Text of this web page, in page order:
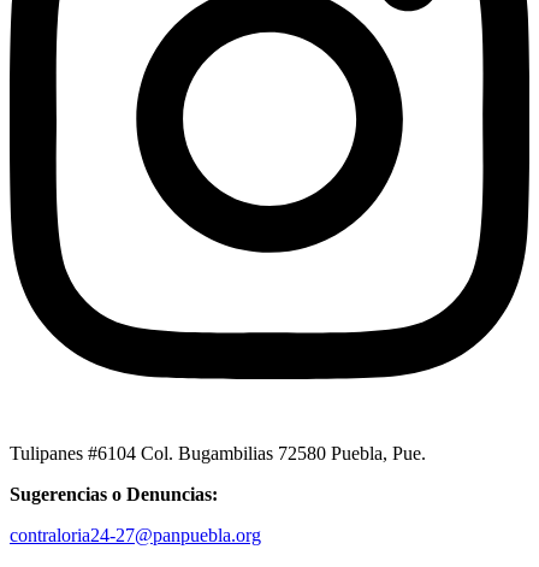
Tulipanes #6104 Col. Bugambilias 72580 Puebla, Pue.
Sugerencias o Denuncias:
contraloria24-27@panpuebla.org